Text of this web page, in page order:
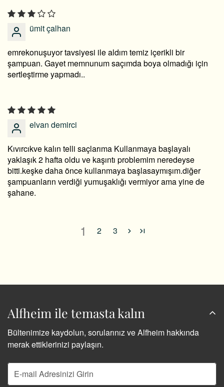
ümit çalhan
emrekonuşuyor tavsiyesi ile aldım temiz içerikli bir
şampuan. Gayet memnunum saçımda boya olmadığı için
sertleştirme yapmadı..
elvan demirci
Kıvırcıkve kalın telli saçlarıma Kullanmaya başlayalı
yaklaşık 2 hafta oldu ve kaşıntı problemim neredeyse
bitti.keşke daha önce kullanmaya başlasaymışım.diğer
şampuanların verdiği yumuşaklığı vermiyor ama yine de
şahane.
1 2 3
Alfheim ile temasta kalın
Bültenimize kaydolun, sorularınız ve Alfheim hakkında
merak ettiklerinizi paylaşın.